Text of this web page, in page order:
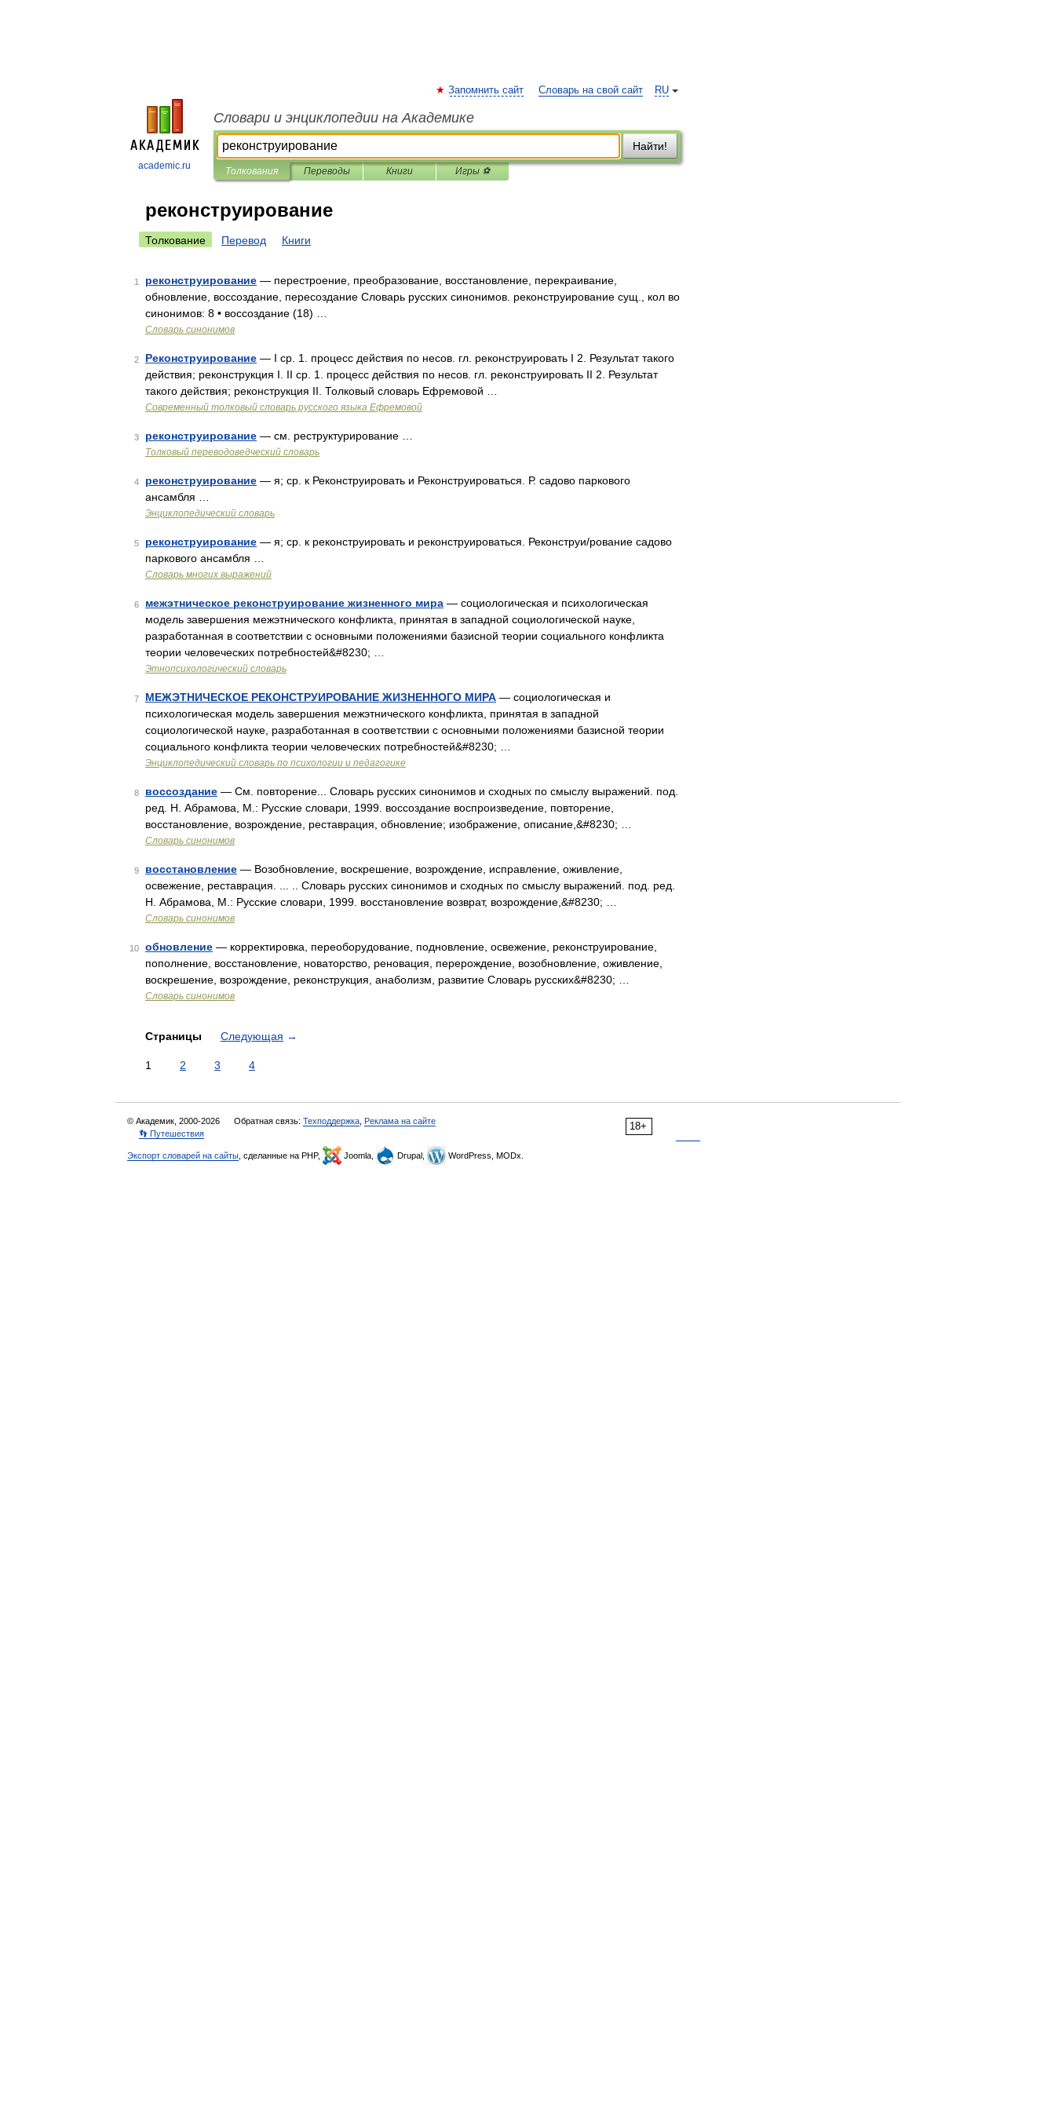
academic.ru
RU
Запомнить сайт Словарь на свой сайт
Словари и энциклопедии на Академике
Найти!
Толкования Переводы Книги Игры ⚽
реконструирование
Толкование Перевод Книги
1 реконструирование — перестроение, преобразование, восстановление, перекраивание,
обновление, воссоздание, пересоздание Словарь русских синонимов. реконструирование сущ., кол во
синонимов: 8 • воссоздание (18) …
Словарь синонимов
2 Реконструирование — I ср. 1. процесс действия по несов. гл. реконструировать I 2. Результат такого
действия; реконструкция I. II ср. 1. процесс действия по несов. гл. реконструировать II 2. Результат
такого действия; реконструкция II. Толковый словарь Ефремовой …
Современный толковый словарь русского языка Ефремовой
3 реконструирование — см. реструктурирование …
Толковый переводоведческий словарь
4 реконструирование — я; ср. к Реконструировать и Реконструироваться. Р. садово паркового
ансамбля …
Энциклопедический словарь
5 реконструирование — я; ср. к реконструировать и реконструироваться. Реконструи/рование садово
паркового ансамбля …
Словарь многих выражений
6 межэтническое реконструирование жизненного мира — социологическая и психологическая
модель завершения межэтнического конфликта, принятая в западной социологической науке,
разработанная в соответствии с основными положениями базисной теории социального конфликта
теории человеческих потребностей&#8230; …
Этнопсихологический словарь
7 МЕЖЭТНИЧЕСКОЕ РЕКОНСТРУИРОВАНИЕ ЖИЗНЕННОГО МИРА — социологическая и
психологическая модель завершения межэтнического конфликта, принятая в западной
социологической науке, разработанная в соответствии с основными положениями базисной теории
социального конфликта теории человеческих потребностей&#8230; …
Энциклопедический словарь по психологии и педагогике
8 воссоздание — См. повторение... Словарь русских синонимов и сходных по смыслу выражений. под.
ред. Н. Абрамова, М.: Русские словари, 1999. воссоздание воспроизведение, повторение,
восстановление, возрождение, реставрация, обновление; изображение, описание,&#8230; …
Словарь синонимов
9 восстановление — Возобновление, воскрешение, возрождение, исправление, оживление,
освежение, реставрация. ... .. Словарь русских синонимов и сходных по смыслу выражений. под. ред.
Н. Абрамова, М.: Русские словари, 1999. восстановление возврат, возрождение,&#8230; …
Словарь синонимов
10 обновление — корректировка, переоборудование, подновление, освежение, реконструирование,
пополнение, восстановление, новаторство, реновация, перерождение, возобновление, оживление,
воскрешение, возрождение, реконструкция, анаболизм, развитие Словарь русских&#8230; …
Словарь синонимов
Страницы Следующая →
1 2 3 4
18+
© Академик, 2000-2026 Обратная связь: Техподдержка Реклама на сайте
👣 Путешествия
Экспорт словарей на сайты , сделанные на PHP, Joomla, Drupal, WordPress, MODx.